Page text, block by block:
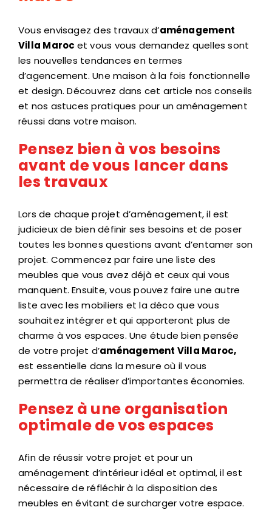
Vous envisagez des travaux d’aménagement
Villa Maroc et vous vous demandez quelles sont
les nouvelles tendances en termes
d’agencement. Une maison à la fois fonctionnelle
et design. Découvrez dans cet article nos conseils
et nos astuces pratiques pour un aménagement
réussi dans votre maison.
Pensez bien à vos besoins
avant de vous lancer dans
les travaux
Lors de chaque projet d’aménagement, il est
judicieux de bien définir ses besoins et de poser
toutes les bonnes questions avant d’entamer son
projet. Commencez par faire une liste des
meubles que vous avez déjà et ceux qui vous
manquent. Ensuite, vous pouvez faire une autre
liste avec les mobiliers et la déco que vous
souhaitez intégrer et qui apporteront plus de
charme à vos espaces. Une étude bien pensée
de votre projet d’aménagement Villa Maroc,
est essentielle dans la mesure où il vous
permettra de réaliser d’importantes économies.
Pensez à une organisation
optimale de vos espaces
Afin de réussir votre projet et pour un
aménagement d’intérieur idéal et optimal, il est
nécessaire de réfléchir à la disposition des
meubles en évitant de surcharger votre espace.